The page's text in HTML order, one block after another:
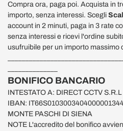
Compra ora, paga poi. Acquista in
importo, senza interessi. Scegli
account in 2 minuti, paga in 3 rate
senza interessi e ricevi l'ordine
usufruibile per un importo massimo
BONIFICO BANCARIO
INTESTATO A: DIRECT CCTV S.R.L
IBAN:
MONTE PASCHI DI SIENA
NOTE L'accredito del bonifico